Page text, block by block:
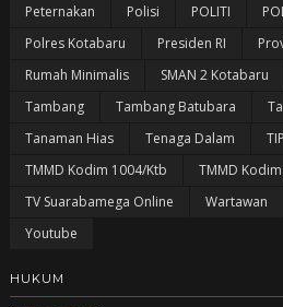
Peternakan
Polisi POLITI
Polres Kotabaru
Presiden RI
Rumah Minimalis
SMAN 2 Kotabaru
Tambang
Tambang Batubara
Tanaman Hias
Tenaga Dalam
TMMD Kodim 1004/Ktb
TMMD
TV Suarabamega Online
Wartawan
Youtube
HUKUM